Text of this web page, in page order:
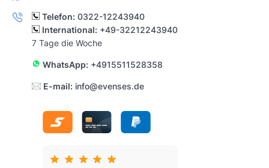
Telefon: 0322-12243940
International: +49-32212243940
7 Tage die Woche
WhatsApp: +4915511528358
E-mail: info@evenses.de